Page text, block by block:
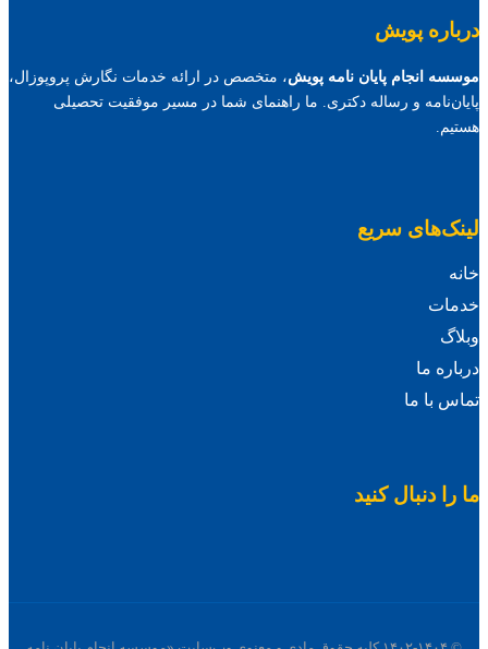
درباره پویش
موسسه انجام پایان نامه پویش، متخصص در ارائه خدمات نگارش پروپوزال،
پایان‌نامه و رساله دکتری. ما راهنمای شما در مسیر موفقیت تحصیلی
هستیم.
لینک‌های سریع
خانه
خدمات
وبلاگ
درباره ما
تماس با ما
ما را دنبال کنید